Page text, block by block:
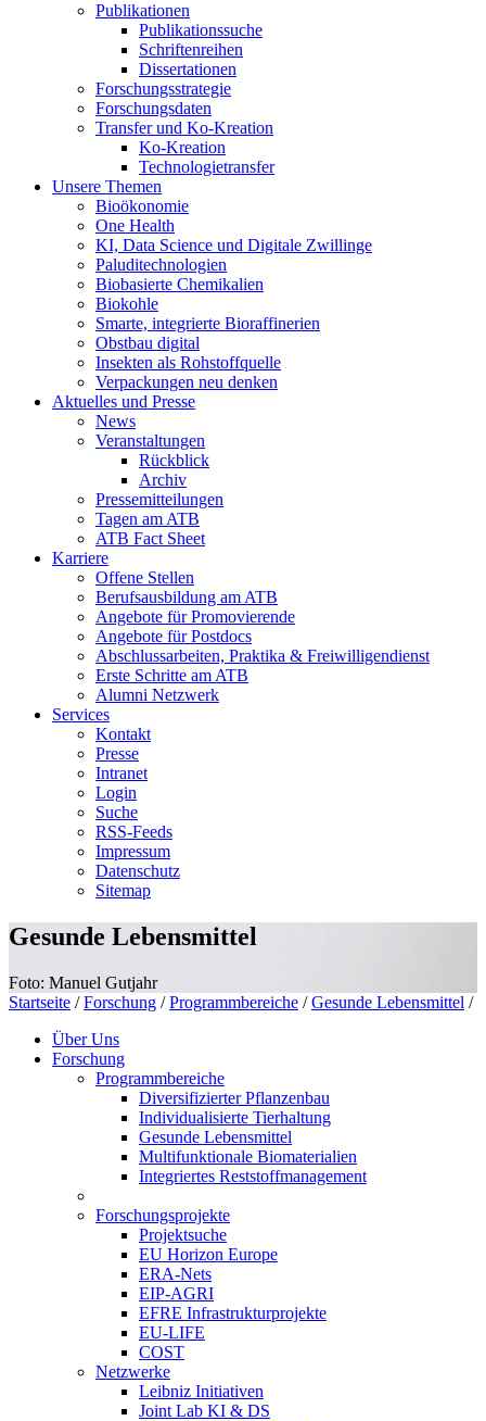
Publikationen
Publikationssuche
Schriftenreihen
Dissertationen
Forschungsstrategie
Forschungsdaten
Transfer und Ko-Kreation
Ko-Kreation
Technologietransfer
Unsere Themen
Bioökonomie
One Health
KI, Data Science und Digitale Zwillinge
Paluditechnologien
Biobasierte Chemikalien
Biokohle
Smarte, integrierte Bioraffinerien
Obstbau digital
Insekten als Rohstoffquelle
Verpackungen neu denken
Aktuelles und Presse
News
Veranstaltungen
Rückblick
Archiv
Pressemitteilungen
Tagen am ATB
ATB Fact Sheet
Karriere
Offene Stellen
Berufsausbildung am ATB
Angebote für Promovierende
Angebote für Postdocs
Abschlussarbeiten, Praktika & Freiwilligendienst
Erste Schritte am ATB
Alumni Netzwerk
Services
Kontakt
Presse
Intranet
Login
Suche
RSS-Feeds
Impressum
Datenschutz
Sitemap
Gesunde Lebensmittel
Foto: Manuel Gutjahr
Startseite / Forschung / Programmbereiche / Gesunde Lebensmittel /
Über Uns
Forschung
Programmbereiche
Diversifizierter Pflanzenbau
Individualisierte Tierhaltung
Gesunde Lebensmittel
Multifunktionale Biomaterialien
Integriertes Reststoffmanagement
Forschungsprojekte
Projektsuche
EU Horizon Europe
ERA-Nets
EIP-AGRI
EFRE Infrastrukturprojekte
EU-LIFE
COST
Netzwerke
Leibniz Initiativen
Joint Lab KI & DS